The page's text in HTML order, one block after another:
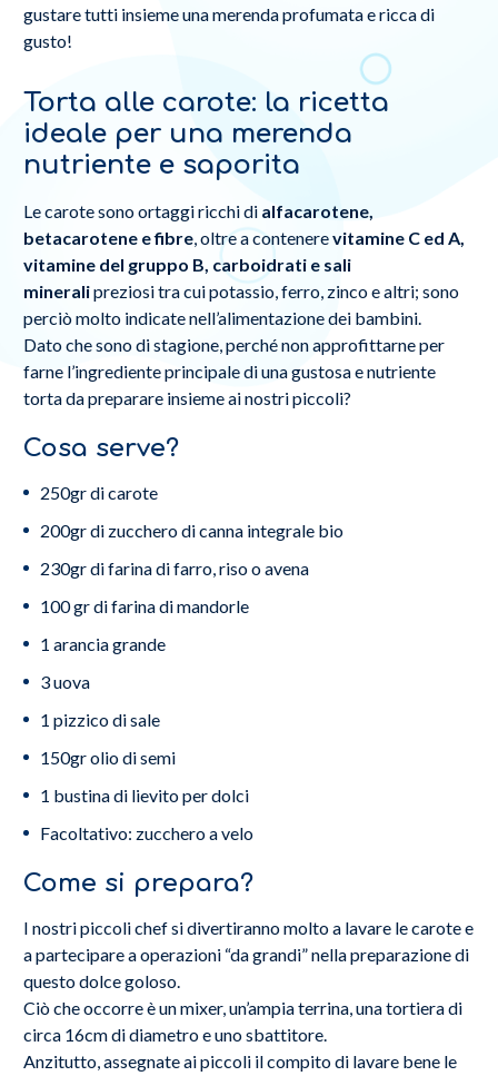
gustare tutti insieme una merenda profumata e ricca di
gusto!
Torta alle carote: la ricetta
ideale per una merenda
nutriente e saporita
Le carote sono ortaggi ricchi di alfacarotene,
betacarotene e fibre, oltre a contenerevitamine C ed A,
vitamine del gruppo B, carboidrati e sali
mineralipreziosi tra cui potassio, ferro, zinco e altri; sono
perciò molto indicate nell’alimentazione dei bambini.
Dato che sono di stagione, perché non approfittarne per
farne l’ingrediente principale di una gustosa e nutriente
torta da preparare insieme ai nostri piccoli?
Cosa serve?
250gr di carote
200gr di zucchero di canna integrale bio
230gr di farina di farro, riso o avena
100 gr di farina di mandorle
1 arancia grande
3 uova
1 pizzico di sale
150gr olio di semi
1 bustina di lievito per dolci
Facoltativo: zucchero a velo
Come si prepara?
I nostri piccoli chef si divertiranno molto a lavare le carote e
a partecipare a operazioni “da grandi” nella preparazione di
questo dolce goloso.
Ciò che occorre è un mixer, un’ampia terrina, una tortiera di
circa 16cm di diametro e uno sbattitore.
Anzitutto, assegnate ai piccoli il compito di lavare bene le